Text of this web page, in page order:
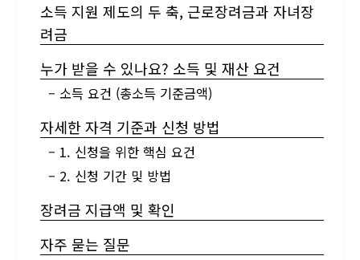
소득 지원 제도의 두 축, 근로장려금과 자녀장
려금
누가 받을 수 있나요? 소득 및 재산 요건
– 소득 요건 (총소득 기준금액)
자세한 자격 기준과 신청 방법
– 1. 신청을 위한 핵심 요건
– 2. 신청 기간 및 방법
장려금 지급액 및 확인
자주 묻는 질문